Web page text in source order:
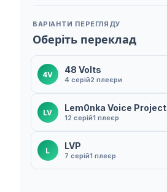
ВАРІАНТИ ПЕРЕГЛЯДУ
Оберіть переклад
4V 48 Volts
4 серій2 плеєри
LV Lem0nka Voice Project
12 серій1 плеєр
L LVP
7 серій1 плеєр